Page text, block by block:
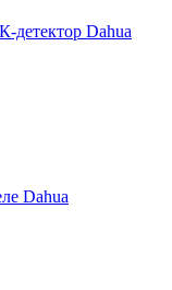
детектор Dahua
Dahua